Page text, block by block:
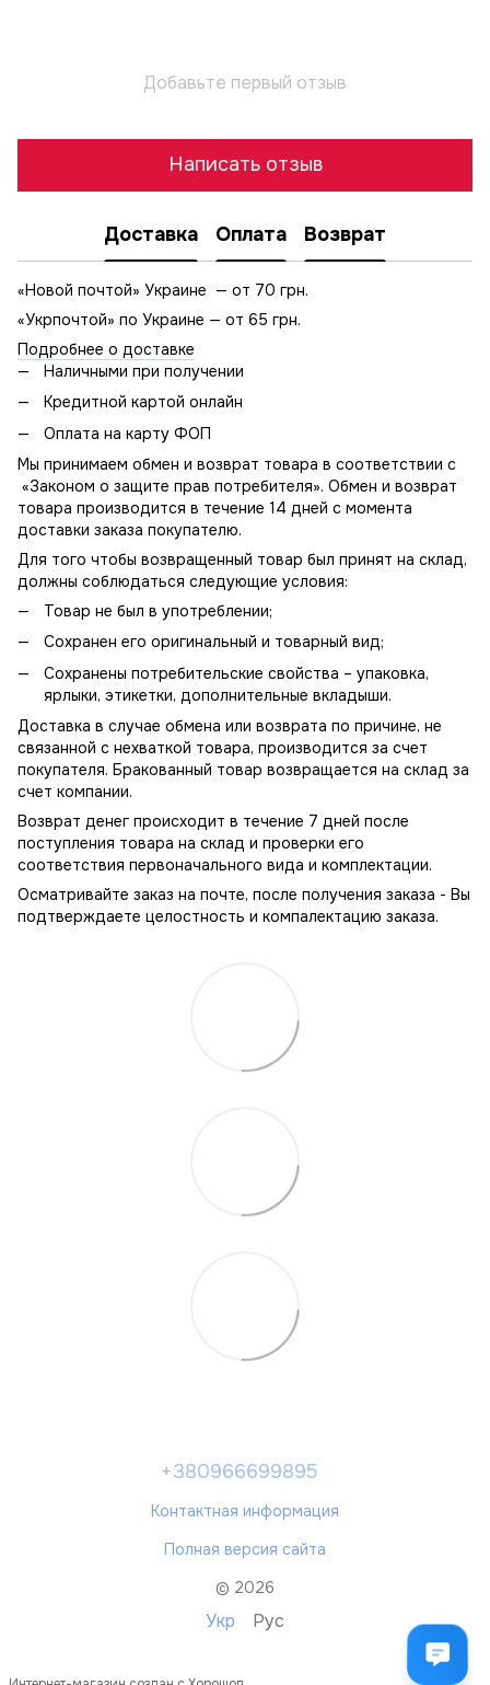
Добавьте первый отзыв
Написать отзыв
Доставка Оплата Возврат
«Новой почтой» Украине — от 70 грн.
«Укрпочтой» по Украине — от 65 грн.
Подробнее о доставке
Наличными при получении
Кредитной картой онлайн
Оплата на карту ФОП
Мы принимаем обмен и возврат товара в соответствии с
«Законом о защите прав потребителя». Обмен и возврат
товара производится в течение 14 дней с момента
доставки заказа покупателю.
Для того чтобы возвращенный товар был принят на склад,
должны соблюдаться следующие условия:
Товар не был в употреблении;
Сохранен его оригинальный и товарный вид;
Сохранены потребительские свойства – упаковка,
ярлыки, этикетки, дополнительные вкладыши.
Доставка в случае обмена или возврата по причине, не
связанной с нехваткой товара, производится за счет
покупателя. Бракованный товар возвращается на склад за
счет компании.
Возврат денег происходит в течение 7 дней после
поступления товара на склад и проверки его
соответствия первоначального вида и комплектации.
Осматривайте заказ на почте, после получения заказа - Вы
подтверждаете целостность и компалектацию заказа.
+380966699895
Контактная информация
Полная версия сайта
© 2026
Укр Рус